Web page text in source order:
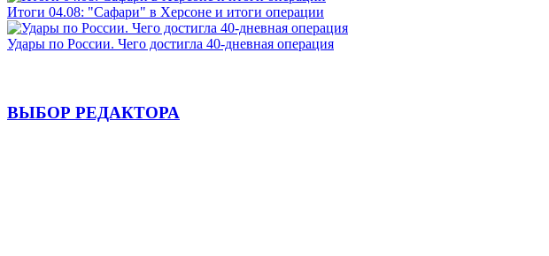
Итоги 04.08: "Сафари" в Херсоне и итоги операции
Удары по России. Чего достигла 40-дневная операция
ВЫБОР РЕДАКТОРА